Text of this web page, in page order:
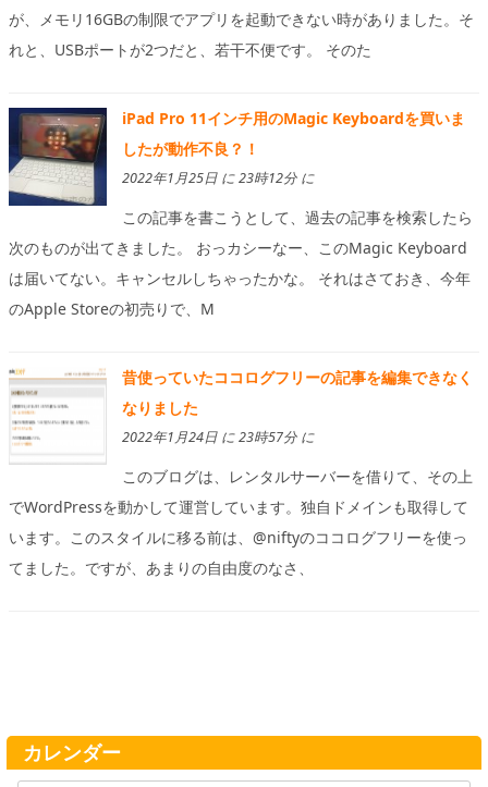
が、メモリ16GBの制限でアプリを起動できない時がありました。そ
れと、USBポートが2つだと、若干不便です。 そのた
iPad Pro 11インチ用のMagic Keyboardを買いま
したが動作不良？！
2022年1月25日 に 23時12分 に
この記事を書こうとして、過去の記事を検索したら
次のものが出てきました。 おっカシーなー、このMagic Keyboard
は届いてない。キャンセルしちゃったかな。 それはさておき、今年
のApple Storeの初売りで、M
昔使っていたココログフリーの記事を編集できなく
なりました
2022年1月24日 に 23時57分 に
このブログは、レンタルサーバーを借りて、その上
でWordPressを動かして運営しています。独自ドメインも取得して
います。このスタイルに移る前は、@niftyのココログフリーを使っ
てました。ですが、あまりの自由度のなさ、
カレンダー